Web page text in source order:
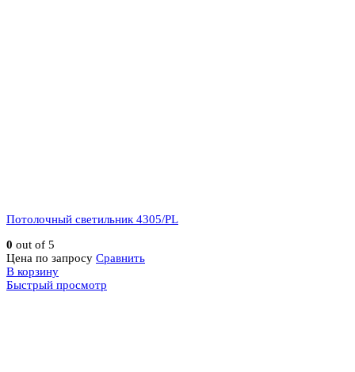
Потолочный светильник 4305/PL
0 out of 5
Цена по запросу Сравнить
В корзину
Быстрый просмотр